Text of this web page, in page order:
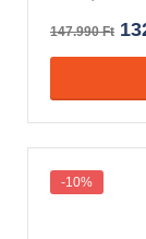
147.990Ft
-10%